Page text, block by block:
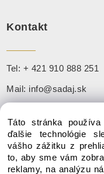
Kontakt
Tel: + 421 910 888 251
Mail: info@sadaj.sk
Copyright © 2020
Táto stránka
ďalšie technológie
vášho zážitku z
to, aby sme vám
reklamy, na analýzu